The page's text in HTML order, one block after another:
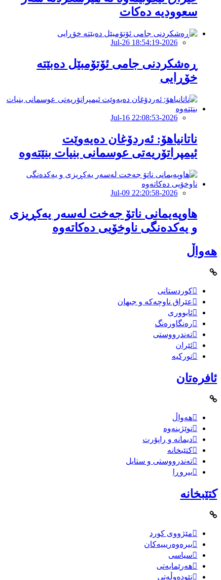
سعوودیە دەکات
2026-Jul-26 18:54:19
ڕەشکردنی جامی ئۆتۆمبێل دەبێتە
خۆڕایی
2026-Jul-16 22:08:53
ناتانیاهۆ: ئەردۆغان دەیەوێت
ئیمپراتۆریەتی عوسمانی بنیات بنێتەوە
2026-Jul-09 22:20:58
هاوپەیمانى ناتۆ جەخت لەسەر یەکڕیزی
و یەکدەنگى ناوخۆیى دەکاتەوە
هەواڵ
کوردستانی
عێراق ناوچەکە و جیهان
ئابووری
رەنگاورەنگ
تەندرووستی
ئێران
تورکیە
ئافرەتان
هەواڵ
توێژینەوە
دیمانە و راپۆرت
کتێبخانە
تەندرووستی و ستایل
بیروڕا
کتێبخانە
مێژووى کورد
بیرەوەریییەکان
سیاسى
هەرێمایەتی
نێودەوڵەتی